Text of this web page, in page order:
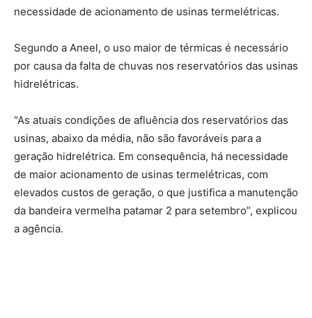
necessidade de acionamento de usinas termelétricas.
Segundo a Aneel, o uso maior de térmicas é necessário
por causa da falta de chuvas nos reservatórios das usinas
hidrelétricas.
“As atuais condições de afluência dos reservatórios das
usinas, abaixo da média, não são favoráveis para a
geração hidrelétrica. Em consequência, há necessidade
de maior acionamento de usinas termelétricas, com
elevados custos de geração, o que justifica a manutenção
da bandeira vermelha patamar 2 para setembro”, explicou
a agência.